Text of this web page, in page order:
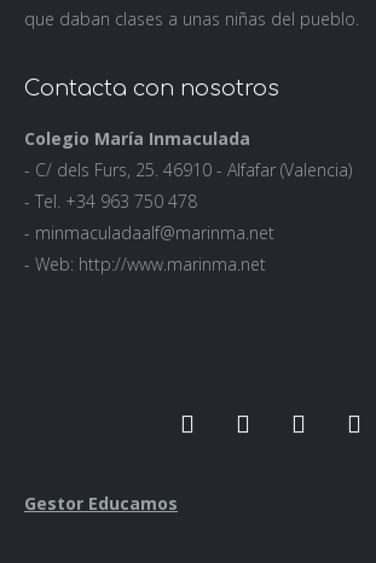
que daban clases a unas niñas del pueblo.
Contacta con nosotros
Colegio María Inmaculada
- C/ dels Furs, 25. 46910 - Alfafar (Valencia)
- Tel. +34 963 750 478
- minmaculadaalf@marinma.net
- Web: http://www.marinma.net
Gestor Educamos